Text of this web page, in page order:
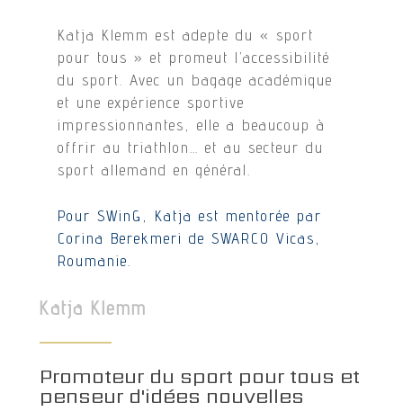
Katja Klemm est adepte du « sport
pour tous » et promeut l’accessibilité
du sport. Avec un bagage académique
et une expérience sportive
impressionnantes, elle a beaucoup à
offrir au triathlon… et au secteur du
sport allemand en général.
Pour SWinG, Katja est mentorée par
Corina Berekmeri de SWARCO Vicas,
Roumanie.
Katja Klemm
Promoteur du sport pour tous et
penseur d'idées nouvelles